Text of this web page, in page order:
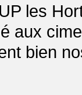
les
aux
bien